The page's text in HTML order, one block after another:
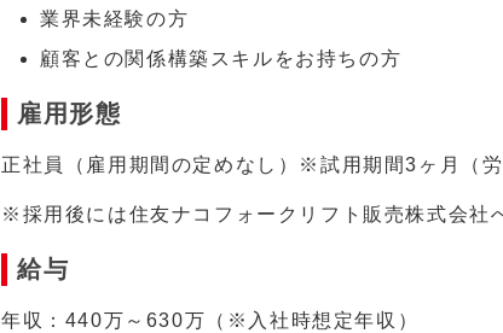
業界未経験の方
顧客との関係構築スキルをお持ちの方
雇用形態
正社員（雇用期間の定めなし）※試用期間3ヶ月（
※採用後には住友ナコフォークリフト販売株式会社
給与
年収：440万～630万（※入社時想定年収）